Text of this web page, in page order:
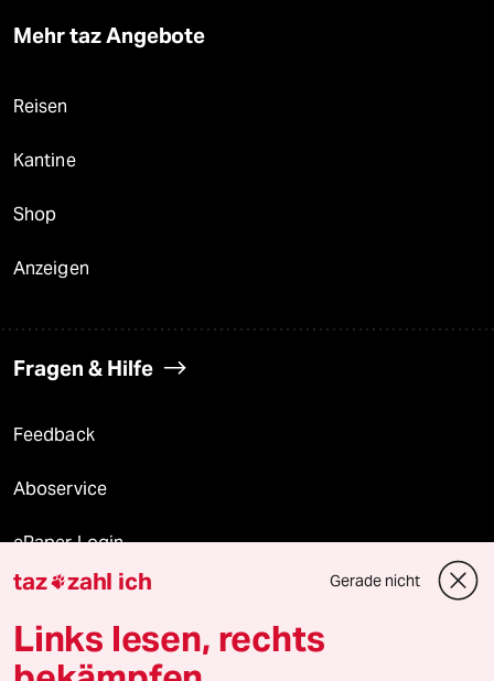
Mehr taz Angebote
Reisen
Kantine
Shop
Anzeigen
Fragen & Hilfe
Feedback
Aboservice
ePaper Login
Downloads für Abonnierende
taz zahl ich Gerade nicht
Links lesen, rechts